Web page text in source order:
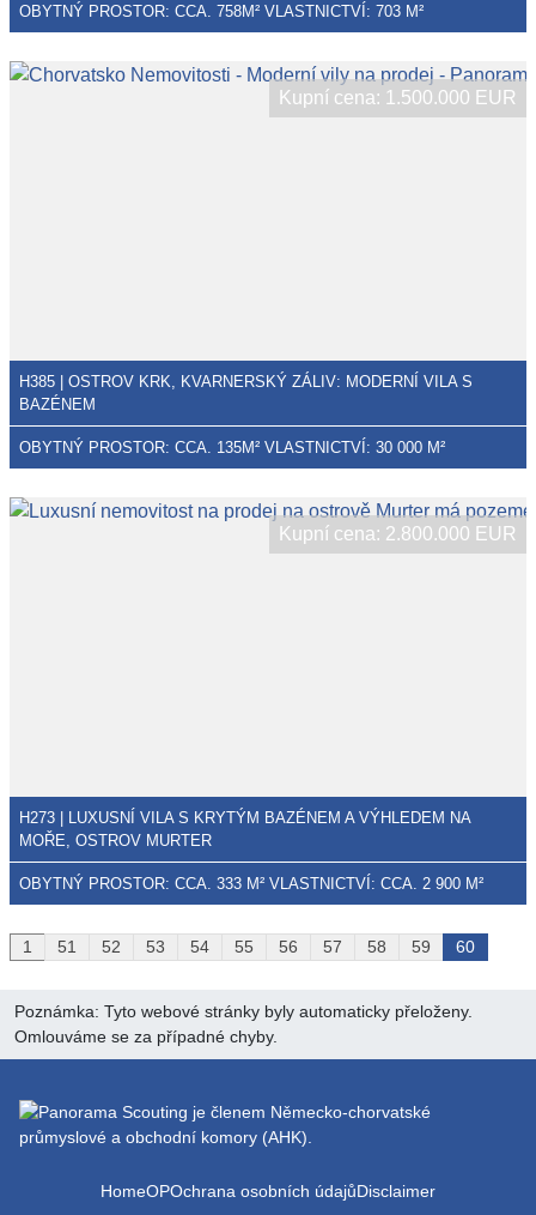
OBYTNÝ PROSTOR: CCA. 758M² VLASTNICTVÍ: 703 M²
Kupní cena: 1.500.000 EUR
H385 | OSTROV KRK, KVARNERSKÝ ZÁLIV: MODERNÍ VILA S
BAZÉNEM
OBYTNÝ PROSTOR: CCA. 135M² VLASTNICTVÍ: 30 000 M²
Kupní cena: 2.800.000 EUR
H273 | LUXUSNÍ VILA S KRYTÝM BAZÉNEM A VÝHLEDEM NA
MOŘE, OSTROV MURTER
OBYTNÝ PROSTOR: CCA. 333 M² VLASTNICTVÍ: CCA. 2 900 M²
1 51 52 53 54 55 56 57 58 59 60
Poznámka: Tyto webové stránky byly automaticky přeloženy.
Omlouváme se za případné chyby.
HomeOPOchrana osobních údajůDisclaimer